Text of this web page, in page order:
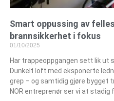
Smart oppussing av
brannsikkerhet i fokus
01/10/2025
Har trappeoppgangen sett lik ut
Dunkelt loft med eksponerte
grep – og samtidig gjøre bygget
NOR entreprenør ser vi at